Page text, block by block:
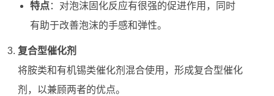
特点：对泡沫固化反应有很强的促进作用，同时
有助于改善泡沫的手感和弹性。
复合型催化剂
将胺类和有机锡类催化剂混合使用，形成复合型催化
剂，以兼顾两者的优点。